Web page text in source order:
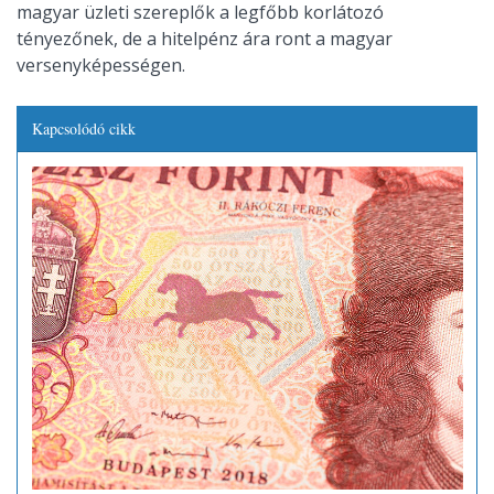
magyar üzleti szereplők a legfőbb korlátozó
tényezőnek, de a hitelpénz ára ront a magyar
versenyképességen.
Kapcsolódó cikk